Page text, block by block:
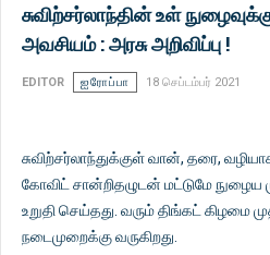
சுவிற்சர்லாந்தின் உள்
அவசியம் : அரசு அறிவிப்பு !
EDITOR ஐரோப்பா 18 செப்டம்பர் 2021
சுவிற்சர்லாந்துக்குள் வான், தரை,
கோவிட் சான்றிதழுடன் மட்டுமே நுழைய
உறுதி செய்தது. வரும் திங்கட் கிழமை
நடைமுறைக்கு வருகிறது.